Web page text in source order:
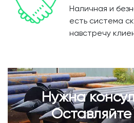
Наличная и
есть система
навстречу
Нужна
Оставляйте